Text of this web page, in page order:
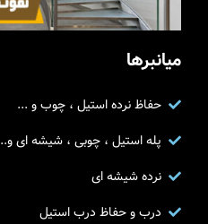
میانبرها
حفاظ نرده استیل ، چوب و ...
پله استیل ، چوبی ، شیشه ای و..
نرده شیشه ای
درب و حفاظ درب استیل